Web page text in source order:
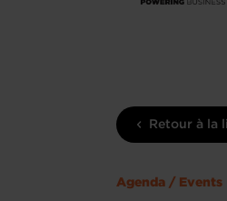
Retour à la
Agenda / Events